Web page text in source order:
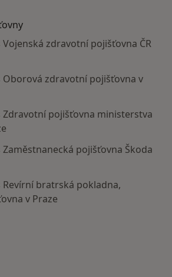
Vojenská zdravotní pojišťovna ČR
Oborová zdravotní pojišťovna v
Zdravotní pojišťovna ministerstva
Zaměstnanecká pojišťovna Škoda
Revírní bratrská pokladna,
v Praze